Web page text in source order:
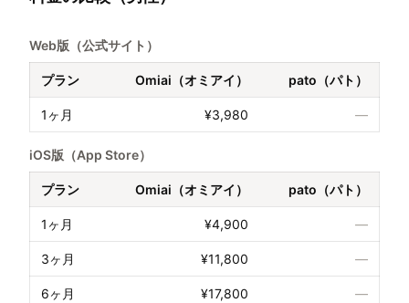
Web版（公式サイト）
プラン Omiai（オミアイ） pato（パト）
1ヶ月 ¥3,980 —
iOS版（App Store）
プラン Omiai（オミアイ） pato（パト）
1ヶ月 ¥4,900 —
3ヶ月 ¥11,800 —
6ヶ月 ¥17,800 —